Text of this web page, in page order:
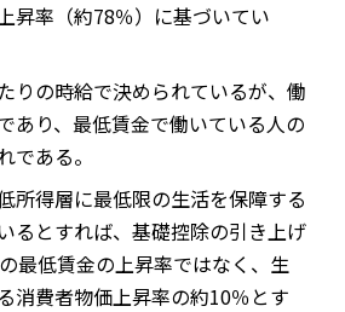
昇率（約78％）に基づいてい
りの時給で決められているが、働
あり、最低賃金で働いている人の
である。
所得層に最低限の生活を保障する
るとすれば、基礎控除の引き上げ
最低賃金の上昇率ではなく、生
消費者物価上昇率の約10％とす